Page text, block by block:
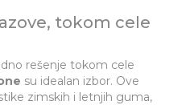
tokom cele
rešenje tokom cele
su idealan izbor. Ove
zimskih i letnjih guma,